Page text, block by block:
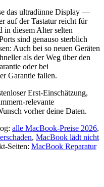
das ultradünne Display —
auf der Tastatur reicht für
in diesem Alter selten
sind genauso sterblich
Auch bei so neuen Geräten
als der Weg über den
oder bei
Garantie fallen.
Erst-Einschätzung,
relevante
vorher deine Daten.
alle MacBook-Preise 2026,
, MacBook lädt nicht
Seiten: MacBook Reparatur